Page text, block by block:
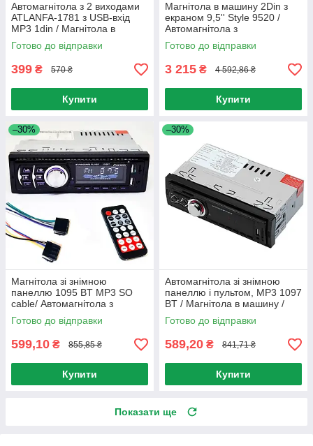
Автомагнітола з 2 виходами
ATLANFA-1781 з USB-вхід
MP3 1din / Магнітола в
машину з флешкою
Готово до відправки
399 ₴ 570 ₴
Купити
Магнітола в машину 2Din з
екраном 9,5'' Style 9520 /
Автомагнітола з
вертикальним екраном
Готово до відправки
3 215 ₴ 4 592,86 ₴
Купити
–30%
Магнітола зі знімною
панеллю 1095 BT MP3 SO
cable/ Автомагнітола з
пультом керування
Готово до відправки
599,10 ₴ 855,85 ₴
Купити
–30%
Автомагнітола зі знімною
панеллю і пультом, MP3 1097
BT / Магнітола в машину /
Магнітофон в машину
Готово до відправки
589,20 ₴ 841,71 ₴
Купити
Показати ще